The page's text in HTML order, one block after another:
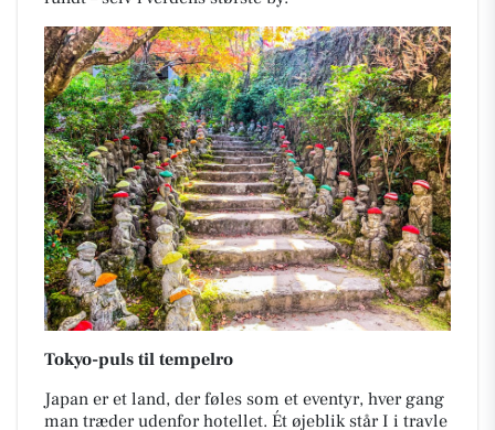
Tokyo-puls til tempelro
Japan er et land, der føles som et eventyr, hver gang
man træder udenfor hotellet. Ét øjeblik står I i travle